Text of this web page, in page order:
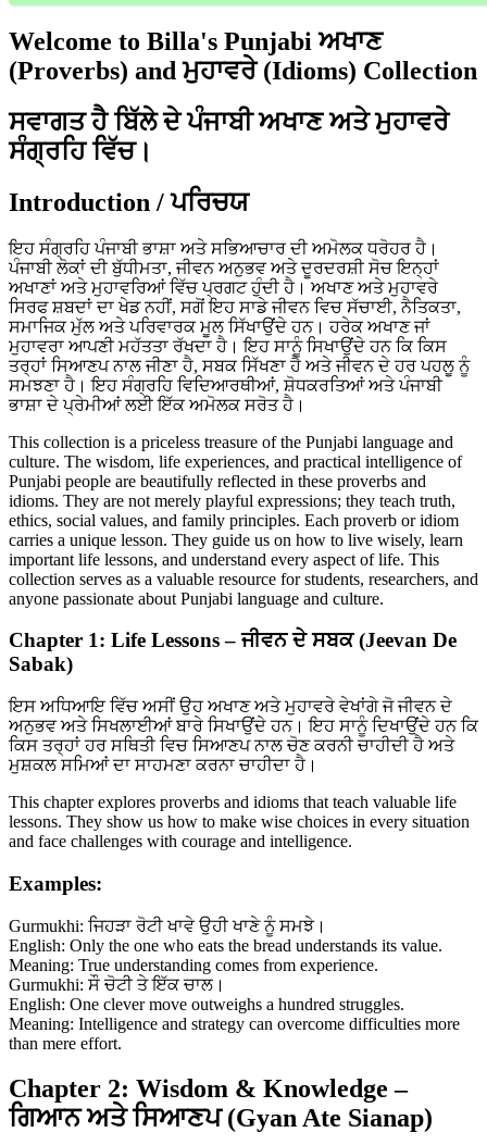
Welcome to Billa's Punjabi ਅਖਾਣ
(Proverbs) and ਮੁਹਾਵਰੇ (Idioms) Collection
ਸਵਾਗਤ ਹੈ ਬਿੱਲੇ ਦੇ ਪੰਜਾਬੀ ਅਖਾਣ ਅਤੇ ਮੁਹਾਵਰੇ
ਸੰਗ੍ਰਹਿ ਵਿੱਚ।
Introduction / ਪਰਿਚਯ
ਇਹ ਸੰਗ੍ਰਹਿ ਪੰਜਾਬੀ ਭਾਸ਼ਾ ਅਤੇ ਸਭਿਆਚਾਰ ਦੀ ਅਮੋਲਕ ਧਰੋਹਰ ਹੈ।
ਪੰਜਾਬੀ ਲੋਕਾਂ ਦੀ ਬੁੱਧੀਮਤਾ, ਜੀਵਨ ਅਨੁਭਵ ਅਤੇ ਦੂਰਦਰਸ਼ੀ ਸੋਚ ਇਨ੍ਹਾਂ
ਅਖਾਣਾਂ ਅਤੇ ਮੁਹਾਵਰਿਆਂ ਵਿੱਚ ਪ੍ਰਗਟ ਹੁੰਦੀ ਹੈ। ਅਖਾਣ ਅਤੇ ਮੁਹਾਵਰੇ
ਸਿਰਫ ਸ਼ਬਦਾਂ ਦਾ ਖੇਡ ਨਹੀਂ, ਸਗੋਂ ਇਹ ਸਾਡੇ ਜੀਵਨ ਵਿਚ ਸੱਚਾਈ, ਨੈਤਿਕਤਾ,
ਸਮਾਜਿਕ ਮੁੱਲ ਅਤੇ ਪਰਿਵਾਰਕ ਮੂਲ ਸਿੱਖਾਉਂਦੇ ਹਨ। ਹਰੇਕ ਅਖਾਣ ਜਾਂ
ਮੁਹਾਵਰਾ ਆਪਣੀ ਮਹੱਤਤਾ ਰੱਖਦਾ ਹੈ। ਇਹ ਸਾਨੂੰ ਸਿਖਾਉਂਦੇ ਹਨ ਕਿ ਕਿਸ
ਤਰ੍ਹਾਂ ਸਿਆਣਪ ਨਾਲ ਜੀਣਾ ਹੈ, ਸਬਕ ਸਿੱਖਣਾ ਹੈ ਅਤੇ ਜੀਵਨ ਦੇ ਹਰ ਪਹਲੂ ਨੂੰ
ਸਮਝਣਾ ਹੈ। ਇਹ ਸੰਗ੍ਰਹਿ ਵਿਦਿਆਰਥੀਆਂ, ਸ਼ੋਧਕਰਤਿਆਂ ਅਤੇ ਪੰਜਾਬੀ
ਭਾਸ਼ਾ ਦੇ ਪ੍ਰੇਮੀਆਂ ਲਈ ਇੱਕ ਅਮੋਲਕ ਸਰੋਤ ਹੈ।
This collection is a priceless treasure of the Punjabi language and
culture. The wisdom, life experiences, and practical intelligence of
Punjabi people are beautifully reflected in these proverbs and
idioms. They are not merely playful expressions; they teach truth,
ethics, social values, and family principles. Each proverb or idiom
carries a unique lesson. They guide us on how to live wisely, learn
important life lessons, and understand every aspect of life. This
collection serves as a valuable resource for students, researchers, and
anyone passionate about Punjabi language and culture.
Chapter 1: Life Lessons – ਜੀਵਨ ਦੇ ਸਬਕ (Jeevan De
Sabak)
ਇਸ ਅਧਿਆਇ ਵਿੱਚ ਅਸੀਂ ਉਹ ਅਖਾਣ ਅਤੇ ਮੁਹਾਵਰੇ ਵੇਖਾਂਗੇ ਜੋ ਜੀਵਨ ਦੇ
ਅਨੁਭਵ ਅਤੇ ਸਿਖਲਾਈਆਂ ਬਾਰੇ ਸਿਖਾਉਂਦੇ ਹਨ। ਇਹ ਸਾਨੂੰ ਦਿਖਾਉਂਦੇ ਹਨ ਕਿ
ਕਿਸ ਤਰ੍ਹਾਂ ਹਰ ਸਥਿਤੀ ਵਿਚ ਸਿਆਣਪ ਨਾਲ ਚੋਣ ਕਰਨੀ ਚਾਹੀਦੀ ਹੈ ਅਤੇ
ਮੁਸ਼ਕਲ ਸਮਿਆਂ ਦਾ ਸਾਹਮਣਾ ਕਰਨਾ ਚਾਹੀਦਾ ਹੈ।
This chapter explores proverbs and idioms that teach valuable life
lessons. They show us how to make wise choices in every situation
and face challenges with courage and intelligence.
Examples:
Gurmukhi: ਜਿਹੜਾ ਰੋਟੀ ਖਾਵੇ ਉਹੀ ਖਾਣੇ ਨੂੰ ਸਮਝੇ।
English: Only the one who eats the bread understands its value.
Meaning: True understanding comes from experience.
Gurmukhi: ਸੌ ਚੋਟੀ ਤੇ ਇੱਕ ਚਾਲ।
English: One clever move outweighs a hundred struggles.
Meaning: Intelligence and strategy can overcome difficulties more
than mere effort.
Chapter 2: Wisdom & Knowledge –
ਗਿਆਨ ਅਤੇ ਸਿਆਣਪ (Gyan Ate Sianap)